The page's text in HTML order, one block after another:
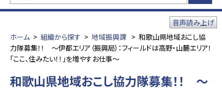
ホーム > 組織から探す > 地域振興課 > 和歌山県地域おこし協
力隊募集！！ ～伊都エリア（振興局）：フィールドは高野・山麓エリア！
「ここ、住みたい！！」を増やすお仕事～
音声読み上げ
和歌山県地域おこし協力隊募集！！ ～